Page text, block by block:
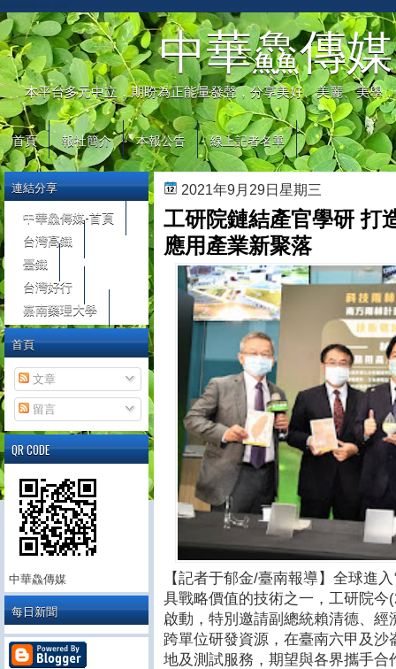
中華鱻傳媒
本平台多元中立，期盼為正能量發聲，分享美好、美麗、美學
首頁 報社簡介 本報公告 線上記者名單
2021年9月29日星期三
工研院鏈結產官學研 打
應用產業新聚落
【記者于郁金/臺南報導】全球進
具戰略價值的技術之一，工研院
啟動，特別邀請副總統賴清德、
跨單位研發資源，在臺南六甲及
地及測試服務，期望與各界攜手
連結分享
中華鱻傳媒-首頁
台灣高鐵
臺鐵
台灣好行
嘉南藥理大學
首頁
文章
留言
QR CODE
中華鱻傳媒
每日新聞